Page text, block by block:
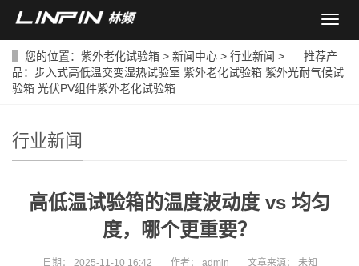
导
菜
单
您的位置： 紫外老化试验箱 > 新闻中心 > 行业新闻 > 推荐产
品： 步入式高低温交变湿热试验室 紫外老化试验箱 紫外光耐气候试
验箱 光伏PV组件紫外老化试验箱
行业新闻
高低温试验箱的温度波动度 vs 均匀
度，哪个更重要？
日期： 2025-11-10 16:42 作者： admin 文章来源： 未知